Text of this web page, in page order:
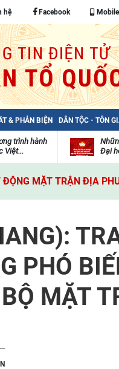
hệ Facebook Mobile
& PHẢN BIỆN DÂN TỘC - TÔN
trình hành
Việt...
viện
Đại
ĐỘNG MẶT TRẬN ĐỊA
PHÓ
MẶT